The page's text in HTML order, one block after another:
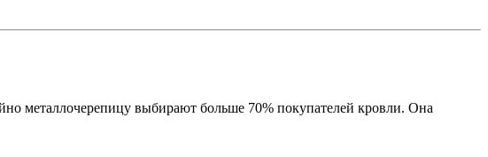
металлочерепицу выбирают больше 70% покупателей кровли. Она